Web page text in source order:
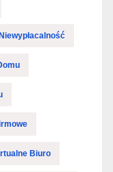
Biuro